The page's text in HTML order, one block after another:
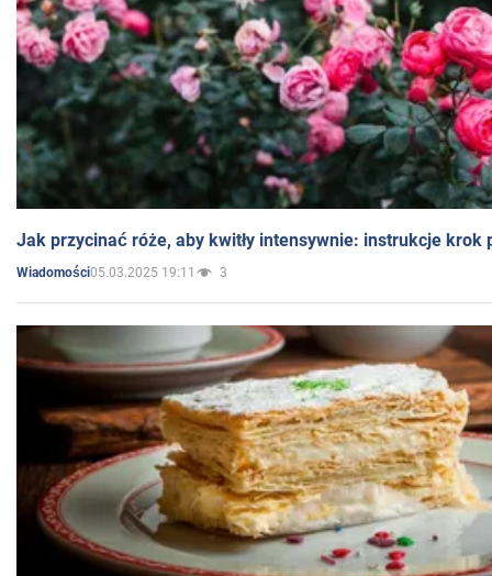
Jak przycinać róże, aby kwitły intensywnie: instrukcje krok
Wiadomości05.03.2025 19:11 3